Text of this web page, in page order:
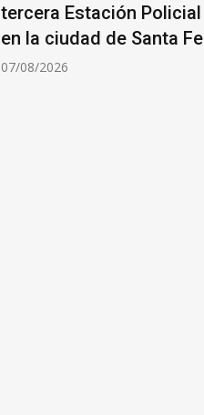
tercera Estación Policial
en la ciudad de Santa Fe
07/08/2026